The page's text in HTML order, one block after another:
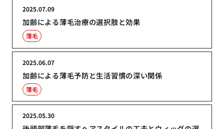
加齢による薄毛治療の選択肢と効果
2025.07.09
薄毛
加齢による薄毛予防と生活習慣の深い関係
2025.06.07
薄毛
2025.05.30